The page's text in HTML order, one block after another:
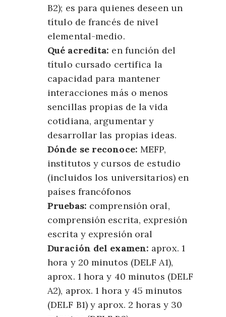
B2); es para quienes deseen un
título de francés de nivel
elemental-medio.
Qué acredita: en función del
título cursado certifica la
capacidad para mantener
interacciones más o menos
sencillas propias de la vida
cotidiana, argumentar y
desarrollar las propias ideas.
Dónde se reconoce: MEFP,
institutos y cursos de estudio
(incluidos los universitarios) en
países francófonos
Pruebas: comprensión oral,
comprensión escrita, expresión
escrita y expresión oral
Duración del examen: aprox. 1
hora y 20 minutos (DELF A1),
aprox. 1 hora y 40 minutos (DELF
A2), aprox. 1 hora y 45 minutos
(DELF B1) y aprox. 2 horas y 30